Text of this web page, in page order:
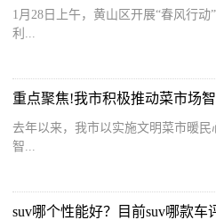
1月28日上午，黄山区开展“春风行
利...
重点聚焦!我市积极推动菜市场
去年以来，我市以实施文明菜市暖
智...
suv哪个性能好？目前suv哪款车